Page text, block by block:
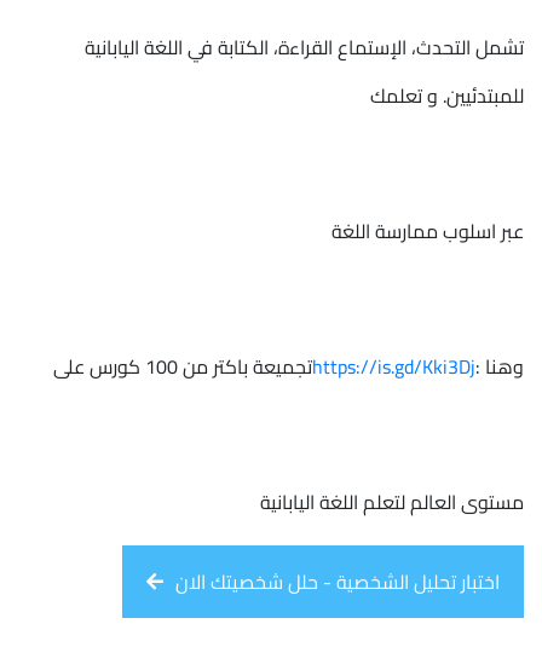
تشمل التحدث، الإستماع القراءة، الكتابة في اللغة اليابانية
للمبتدئيين. و تعلمك
عبر اسلوب ممارسة اللغة
وهنا :https://is.gd/Kki3Djتجميعة باكتر من 100 كورس على
مستوى العالم لتعلم اللغة اليابانية
اختبار تحليل الشخصية - حلل شخصيتك الان